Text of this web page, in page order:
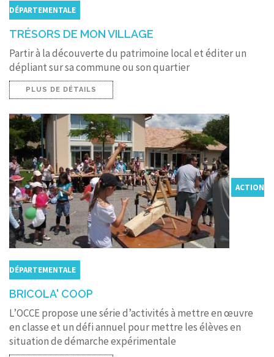
DÉPARTEMENTALE
TRÉSORS DE MON VILLAGE
Partir à la découverte du patrimoine local et éditer un
dépliant sur sa commune ou son quartier
PLUS DE DÉTAILS
ACTION
DÉPARTEMENTALE
BRICOLA' COOP
L’OCCE propose une série d’activités à mettre en œuvre
en classe et un défi annuel pour mettre les élèves en
situation de démarche expérimentale